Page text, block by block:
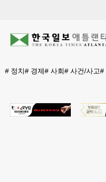
# 정치# 경제# 사회# 사건/사고#